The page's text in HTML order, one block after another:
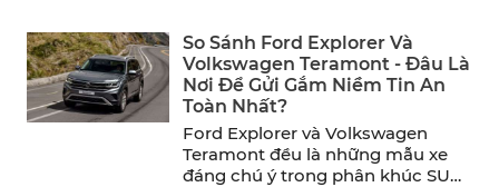
So Sánh Ford Explorer Và
Volkswagen Teramont - Đâu Là
Nơi Để Gửi Gắm Niềm Tin An
Toàn Nhất?
Ford Explorer và Volkswagen
Teramont đều là những mẫu xe
đáng chú ý trong phân khúc SUV